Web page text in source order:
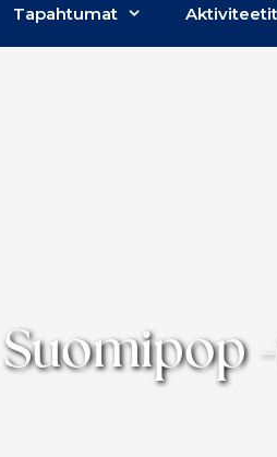
Tapahtumat Aktiviteetit
Suomipop